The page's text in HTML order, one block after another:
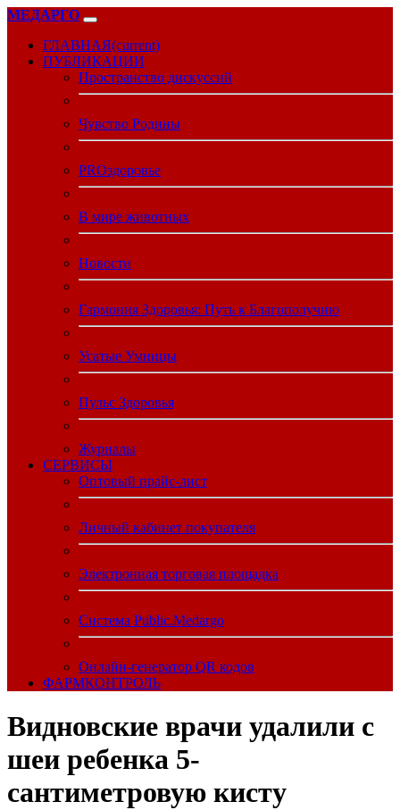
МЕДАРГО
ГЛАВНАЯ(current)
ПУБЛИКАЦИИ
Пространство дискуссий
Чувство Родины
PROздоровье
В мире животных
Новости
Гармония Здоровья: Путь к Благополучию
Усатые Умницы
Пульс Здоровья
Журналы
CЕРВИСЫ
Оптовый прайс-лист
Личный кабинет покупателя
Электронная торговая площадка
Система Public.Medargo
Онлайн-генератор QR кодов
ФАРМКОНТРОЛЬ
Видновские врачи удалили с
шеи ребенка 5-
сантиметровую кисту